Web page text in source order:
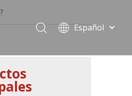
del evento
Español
Pусский